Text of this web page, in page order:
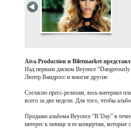
Aiva Production и Biletmarket
Над первым диском Beyonce
Лютер Вандросс и многие другие.
Согласно пресс-релизам, весь материал
всего за две недели. Для того, чтобы
Продажи альбома Beyonce “B’Day” в
интерес к певице и ее концертам,